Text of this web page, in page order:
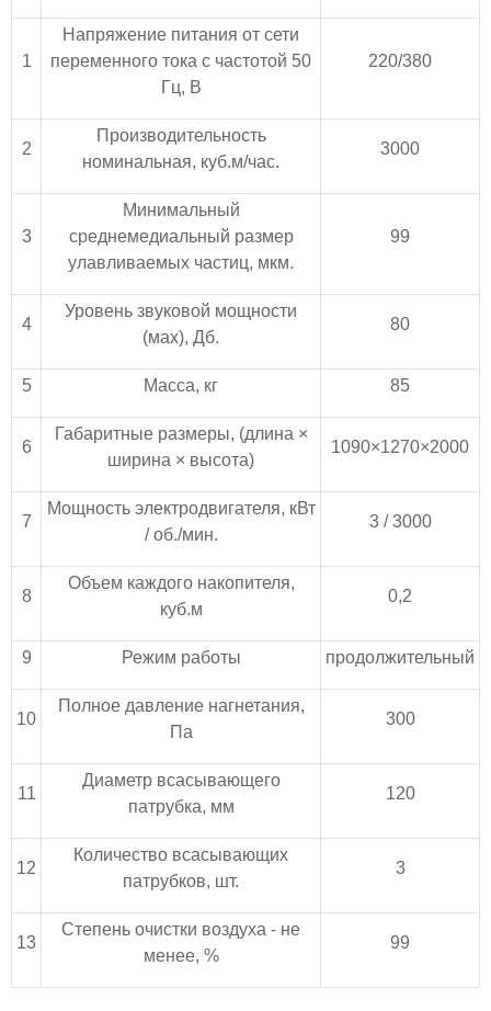
1
Напряжение питания от сети
переменного тока с частотой 50
Гц, В
220/380
2
Производительность
номинальная, куб.м/час.
3000
3
Минимальный
среднемедиальный размер
улавливаемых частиц, мкм.
99
4
Уровень звуковой мощности
(мах), Дб.
80
5 Масса, кг 85
6
Габаритные размеры, (длина ×
ширина × высота)
1090×1270×2000
7
Мощность электродвигателя, кВт
/ об./мин.
3 / 3000
8
Объем каждого накопителя,
куб.м
0,2
9 Режим работы продолжительный
10
Полное давление нагнетания,
Па
300
11
Диаметр всасывающего
патрубка, мм
120
12
Количество всасывающих
патрубков, шт.
3
13
Степень очистки воздуха - не
менее, %
99